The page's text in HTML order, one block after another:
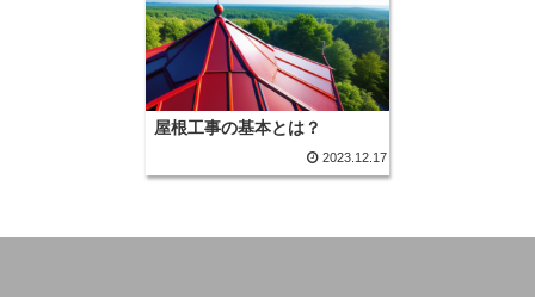
屋根工事の基本とは？
2023.12.17